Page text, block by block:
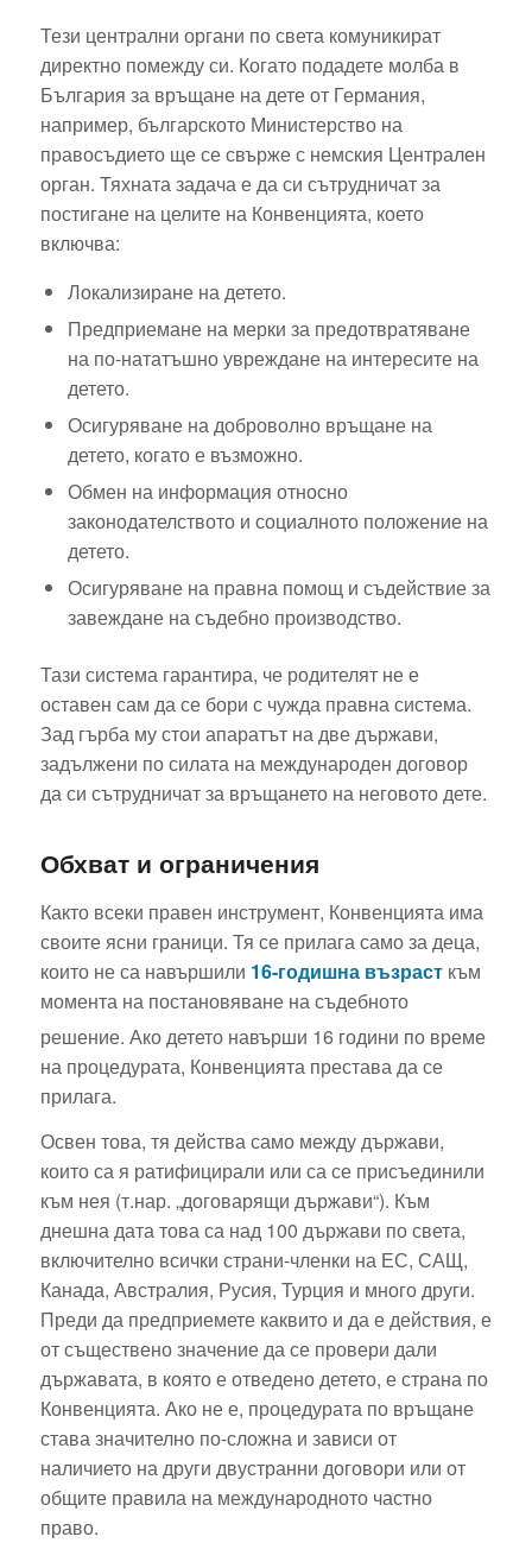
Тези централни органи по света комуникират
директно помежду си. Когато подадете молба в
България за връщане на дете от Германия,
например, българското Министерство на
правосъдието ще се свърже с немския Централен
орган. Тяхната задача е да си сътрудничат за
постигане на целите на Конвенцията, което
включва:
Локализиране на детето.
Предприемане на мерки за предотвратяване
на по-нататъшно увреждане на интересите на
детето.
Осигуряване на доброволно връщане на
детето, когато е възможно.
Обмен на информация относно
законодателството и социалното положение на
детето.
Осигуряване на правна помощ и съдействие за
завеждане на съдебно производство.
Тази система гарантира, че родителят не е
оставен сам да се бори с чужда правна система.
Зад гърба му стои апаратът на две държави,
задължени по силата на международен договор
да си сътрудничат за връщането на неговото дете.
Обхват и ограничения
Както всеки правен инструмент, Конвенцията има
своите ясни граници. Тя се прилага само за деца,
които не са навършили 16-годишна възрасткъм
момента на постановяване на съдебното
решение. Ако детето навърши 16 години по време
на процедурата, Конвенцията престава да се
прилага.
Освен това, тя действа само между държави,
които са я ратифицирали или са се присъединили
към нея (т.нар. „договарящи държави“). Към
днешна дата това са над 100 държави по света,
включително всички страни-членки на ЕС, САЩ,
Канада, Австралия, Русия, Турция и много други.
Преди да предприемете каквито и да е действия, е
от съществено значение да се провери дали
държавата, в която е отведено детето, е страна по
Конвенцията. Ако не е, процедурата по връщане
става значително по-сложна и зависи от
наличието на други двустранни договори или от
общите правила на международното частно
право.